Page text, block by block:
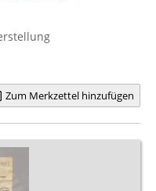
Zum Merkzettel hinzufügen